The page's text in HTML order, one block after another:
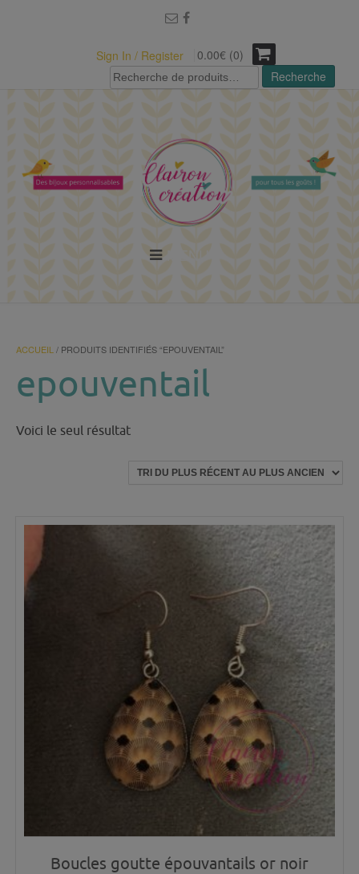
Sign In / Register
0.00€ (0)
Recherche
pour :
Recherche
ACCUEIL / PRODUITS IDENTIFIÉS “EPOUVENTAIL”
epouventail
Voici le seul résultat
Boucles goutte épouvantails or noir